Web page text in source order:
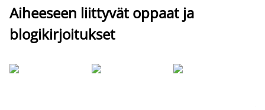
Aiheeseen liittyvät oppaat ja
blogikirjoitukset